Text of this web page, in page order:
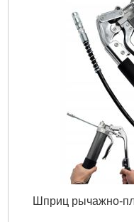
Шприц рычажно-